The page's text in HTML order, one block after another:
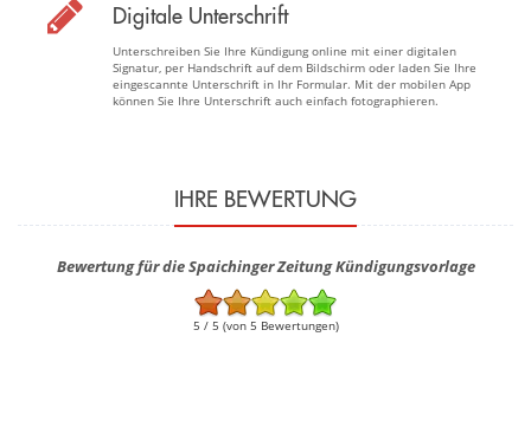
Digitale Unterschrift
Unterschreiben Sie Ihre Kündigung online mit einer digitalen
Signatur, per Handschrift auf dem Bildschirm oder laden Sie Ihre
eingescannte Unterschrift in Ihr Formular. Mit der mobilen App
können Sie Ihre Unterschrift auch einfach fotographieren.
IHRE BEWERTUNG
Bewertung für die Spaichinger Zeitung Kündigungsvorlage
5 / 5 (von 5 Bewertungen)